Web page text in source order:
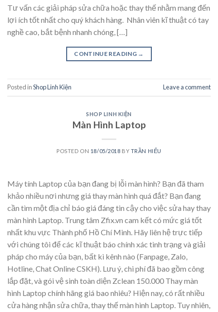
Tư vấn các giải pháp sửa chữa hoặc thay thế nhằm mang đến
lợi ích tốt nhất cho quý khách hàng. Nhân viên kĩ thuật có tay
nghề cao, bắt bệnh nhanh chóng, […]
CONTINUE READING →
Posted inShop Linh Kiện Leave a comment
SHOP LINH KIỆN
Màn Hình Laptop
POSTED ON 18/05/2018 BY TRẦN HIẾU
Máy tính Laptop của bạn đang bị lỗi màn hình? Bạn đã tham
khảo nhiều nơi nhưng giá thay màn hình quá đắt? Bạn đang
cần tìm một địa chỉ báo giá đáng tin cậy cho việc sửa hay thay
màn hình Laptop. Trung tâm Zfix.vn cam kết có mức giá tốt
nhất khu vực Thành phố Hồ Chí Minh. Hãy liên hệ trực tiếp
với chúng tôi để các kĩ thuật báo chính xác tình trạng và giải
pháp cho máy của bạn, bất kì kênh nào (Fanpage, Zalo,
Hotline, Chat Online CSKH). Lưu ý, chi phí đã bao gồm công
lắp đặt, và gói vệ sinh toàn diện Zclean 150.000 Thay màn
hình Laptop chính hãng giá bao nhiêu? Hiện nay, có rất nhiều
cửa hàng nhận sửa chữa, thay thế màn hình Laptop. Tuy nhiên,